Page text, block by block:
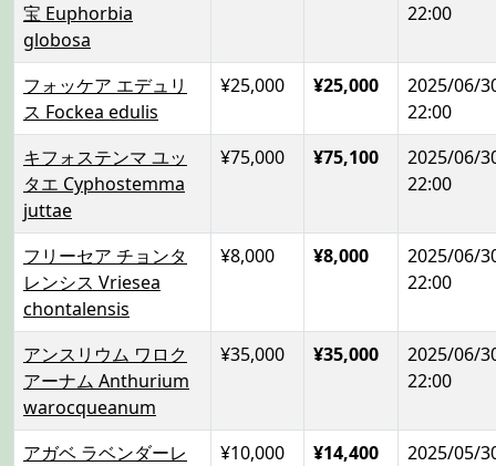
宝 Euphorbia
globosa
22:00
フォッケア エデュリ
ス Fockea edulis
¥25,000 ¥25,000
2025/06/
22:00
キフォステンマ ユッ
タエ Cyphostemma
juttae
¥75,000 ¥75,100
2025/06/
22:00
フリーセア チョンタ
レンシス Vriesea
chontalensis
¥8,000 ¥8,000
2025/06/
22:00
アンスリウム ワロク
アーナム Anthurium
warocqueanum
¥35,000 ¥35,000
2025/06/
22:00
アガベ ラベンダーレ
¥10,000 ¥14,400
2025/05/